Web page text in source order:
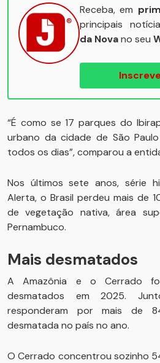
Receba, em
principais
da Novano seu
“É como se 17 parques do
urbano da cidade de São
todos os dias”, comparou a
Nos últimos sete anos, série
Alerta, o Brasil perdeu mais de
de vegetação nativa, área
Pernambuco.
Mais desmatados
A Amazônia e o Cerrado
desmatados em 2025.
responderam por mais de
desmatada no país no ano.
O Cerrado concentrou sozinho